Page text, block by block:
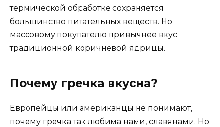
термической обработке сохраняется
большинство питательных веществ. Но
массовому покупателю привычнее вкус
традиционной коричневой ядрицы.
Почему гречка вкусна?
Европейцы или американцы не понимают,
почему гречка так любима нами, славянами. Но